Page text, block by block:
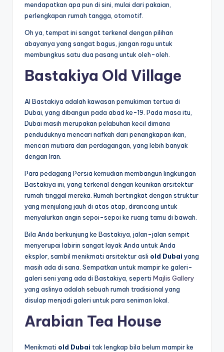
mendapatkan apa pun di sini, mulai dari pakaian,
perlengkapan rumah tangga, otomotif.
Oh ya, tempat ini sangat terkenal dengan pilihan
abayanya yang sangat bagus, jangan ragu untuk
membungkus satu dua pasang untuk oleh-oleh.
Bastakiya Old Village
Al Bastakiya adalah kawasan pemukiman tertua di
Dubai, yang dibangun pada abad ke-19. Pada masa itu,
Dubai masih merupakan pelabuhan kecil dimana
penduduknya mencari nafkah dari penangkapan ikan,
mencari mutiara dan perdagangan, yang lebih banyak
dengan Iran.
Para pedagang Persia kemudian membangun lingkungan
Bastakiya ini, yang terkenal dengan keunikan arsitektur
rumah tinggal mereka. Rumah bertingkat dengan struktur
yang menjulang jauh di atas atap, dirancang untuk
menyalurkan angin sepoi-sepoi ke ruang tamu di bawah.
Bila Anda berkunjung ke Bastakiya, jalan-jalan sempit
menyerupai labirin sangat layak Anda untuk Anda
eksplor, sambil menikmati arsitektur asli old Dubai yang
masih ada di sana. Sempatkan untuk mampir ke galeri-
galeri seni yang ada di Bastakiya, seperti Majlis Gallery
yang aslinya adalah sebuah rumah tradisional yang
disulap menjadi galeri untuk para seniman lokal.
Arabian Tea House
Menikmati old Dubai tak lengkap bila belum mampir ke